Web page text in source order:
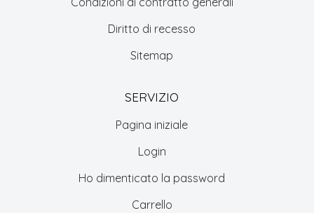
Diritto di recesso
Sitemap
SERVIZIO
Pagina iniziale
Login
Ho dimenticato la password
Carrello